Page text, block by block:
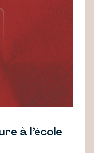
à l’école